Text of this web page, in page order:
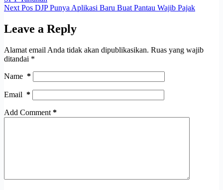
Next Pos DJP Punya Aplikasi Baru Buat Pantau Wajib Pajak
Leave a Reply
Alamat email Anda tidak akan dipublikasikan. Ruas yang wajib
ditandai *
Name *
Email *
Add Comment *